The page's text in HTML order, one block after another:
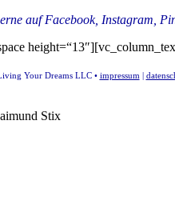
auf Facebook, Instagram,
Your Dreams LLC • impressum
Stix